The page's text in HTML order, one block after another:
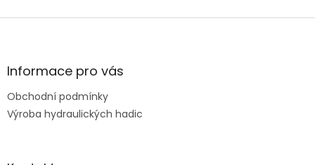
Z
aInformace pro vás
Obchodní podmínky
Výroba hydraulických hadic